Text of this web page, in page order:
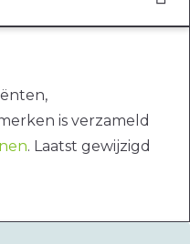
is verzameld
. Laatst gewijzigd